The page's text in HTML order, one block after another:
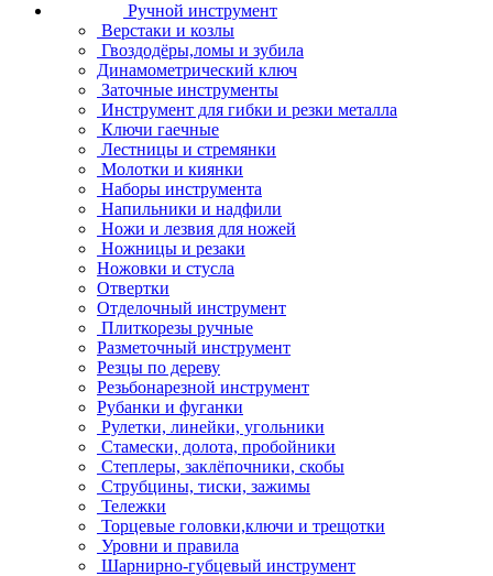
Ручной инструмент
Верстаки и козлы
Гвоздодёры,ломы и зубила
Динамометрический ключ
Заточные инструменты
Инструмент для гибки и резки металла
Ключи гаечные
Лестницы и стремянки
Молотки и киянки
Наборы инструмента
Напильники и надфили
Ножи и лезвия для ножей
Ножницы и резаки
Ножовки и стусла
Отвертки
Отделочный инструмент
Плиткорезы ручные
Разметочный инструмент
Резцы по дереву
Резьбонарезной инструмент
Рубанки и фуганки
Рулетки, линейки, угольники
Стамески, долота, пробойники
Степлеры, заклёпочники, скобы
Струбцины, тиски, зажимы
Тележки
Торцевые головки,ключи и трещотки
Уровни и правила
Шарнирно-губцевый инструмент